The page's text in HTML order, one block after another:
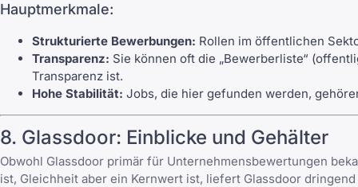
Hauptmerkmale:
Strukturierte Bewerbungen: Rollen im öffentlichen
Transparenz: Sie können oft die „Bewerberliste“
Transparenz ist.
Hohe Stabilität: Jobs, die hier gefunden werden,
8. Glassdoor: Einblicke und Gehälter
Obwohl Glassdoor primär für Unternehmensbewertungen
ist, Gleichheit aber ein Kernwert ist, liefert Glassdoor